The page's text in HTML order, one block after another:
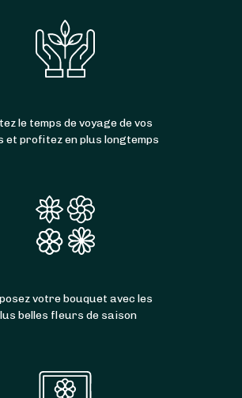
le temps de voyage de vos
et profitez en plus longtemps
votre bouquet avec les
belles fleurs de saison